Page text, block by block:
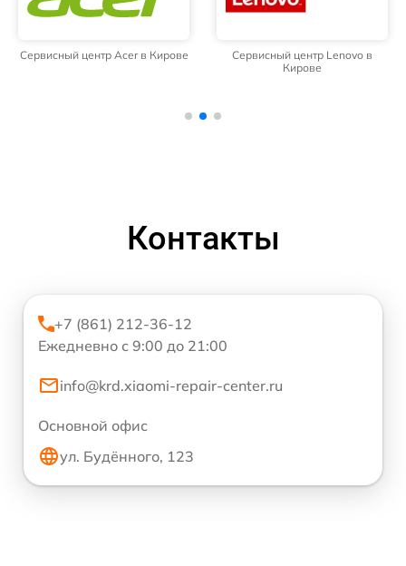
Сервисный центр Acer в Кирове
Сервисный центр Lenovo в
Кирове
Контакты
+7 (861) 212-36-12
Ежедневно с 9:00 до 21:00
info@krd.xiaomi-repair-center.ru
Основной офис
ул. Будённого, 123